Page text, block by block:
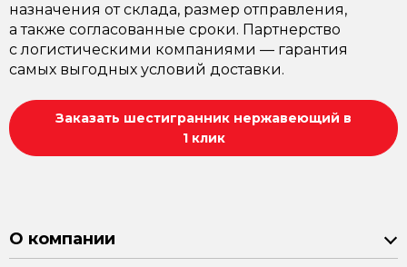
назначения от склада, размер отправления,
а также согласованные сроки. Партнерство
с логистическими компаниями — гарантия
самых выгодных условий доставки.
Заказать шестигранник нержавеющий в
1 клик
О компании